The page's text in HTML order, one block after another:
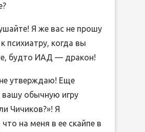
Я же вас не прошу
психиатру, когда вы
будто ИАД — дракон!
утверждаю! Еще
вашу обычную игру
Чичиков?»! Я
на меня в ее скайпе в